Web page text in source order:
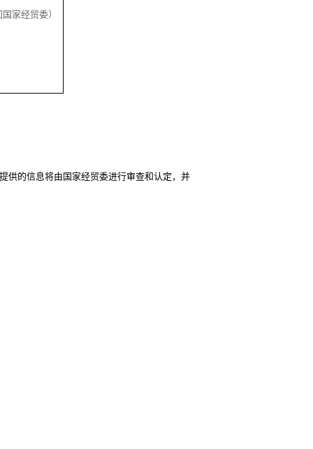
家经贸委）
供的信息将由国家经贸委进行审查和认定，并